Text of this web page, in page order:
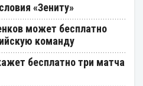
«Зениту»
может бесплатно
команду
бесплатно три матча